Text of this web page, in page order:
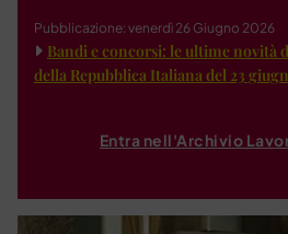
Pubblicazione: venerdì 26 Giugno 2026
Bandi e concorsi: le ultime novità
della Repubblica Italiana del 23
Entra nell'Archivio